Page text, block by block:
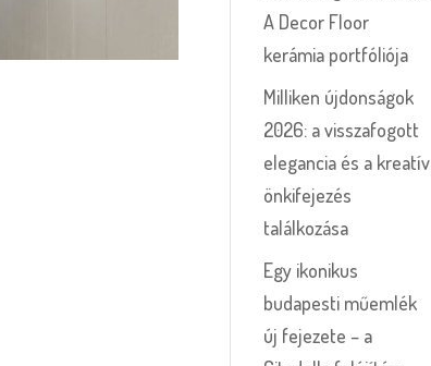
A Decor Floor
kerámia portfóliója
Milliken újdonságok
2026: a visszafogott
elegancia és a kreatív
önkifejezés
találkozása
Egy ikonikus
budapesti műemlék
új fejezete – a